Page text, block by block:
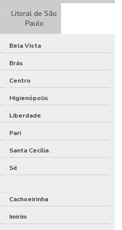
Litoral de São
Paulo
Bela Vista
Brás
Centro
Higienópolis
Liberdade
Pari
Santa Cecília
Sé
Cachoeirinha
Imirim